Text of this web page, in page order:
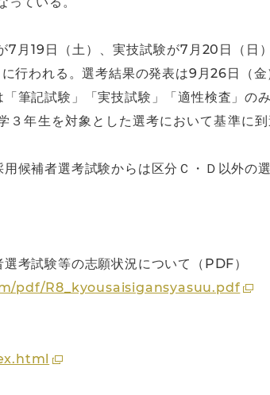
7月19日（土）、実技試験が7月20日（日
行われる。選考結果の発表は9月26日（金
筆記試験」「実技試験」「適性検査」の
年生を対象とした選考において基準に
候補者選考試験からは区分Ｃ・Ｄ以外の
考試験等の志願状況について（PDF）
pdf/R8_kyousaisigansyasuu.pdf